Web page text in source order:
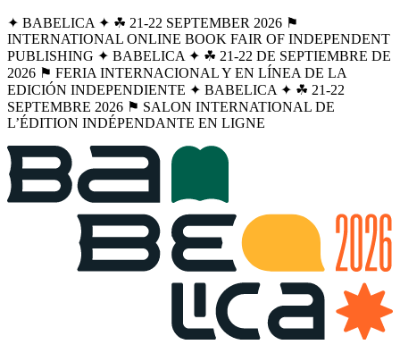
✦ BABELICA ✦ ☘︎ 21-22 SEPTEMBER 2026 ⚑
INTERNATIONAL ONLINE BOOK FAIR OF INDEPENDENT
PUBLISHING ✦ BABELICA ✦ ☘︎ 21-22 DE SEPTIEMBRE DE
2026 ⚑ FERIA INTERNACIONAL Y EN LÍNEA DE LA
EDICIÓN INDEPENDIENTE ✦ BABELICA ✦ ☘︎ 21-22
SEPTEMBRE 2026 ⚑ SALON INTERNATIONAL DE
L’ÉDITION INDÉPENDANTE EN LIGNE